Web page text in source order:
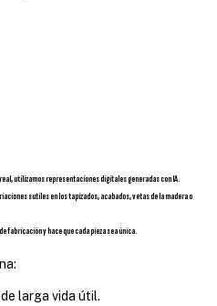
utilizamos representaciones digitales generadas con IA.
sutiles en los tapizados, acabados, vetas de la madera o
fabricación y hace que cada pieza sea única.
larga vida útil.